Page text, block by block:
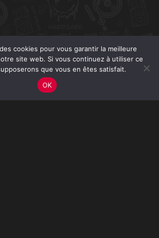
cookies pour vous garantir la meilleure
site web. Si vous continuez à utiliser ce
que vous en êtes satisfait.
OK